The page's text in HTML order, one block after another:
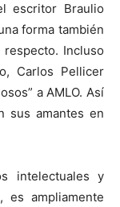
escritor Braulio
forma también
Incluso
Carlos Pellicer
a AMLO. Así
sus amantes en
intelectuales y
es ampliamente